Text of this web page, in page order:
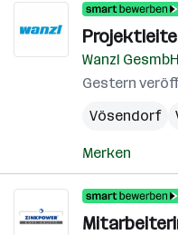
Wanzl GesmbH
Gestern
Vösendorf
Merken